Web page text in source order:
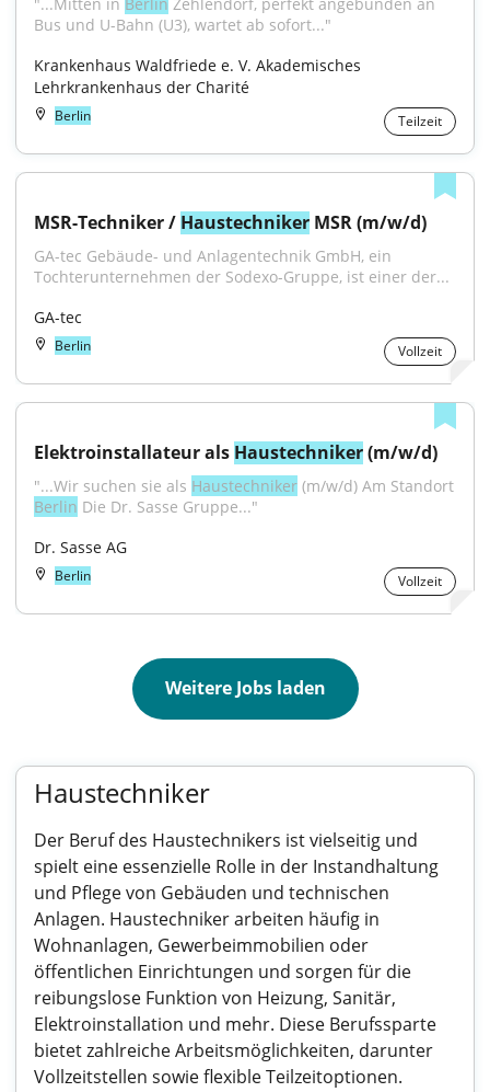
Bus und U-Bahn (U3), wartet ab sofort..."
Krankenhaus Waldfriede e. V. Akademisches
Lehrkrankenhaus der Charité
Berlin Teilzeit
MSR-Techniker / Haustechniker MSR (m/w/d)
GA-tec Gebäude- und Anlagentechnik GmbH, ein
Tochterunternehmen der Sodexo-Gruppe, ist einer der...
GA-tec
Berlin Vollzeit
Elektroinstallateur als Haustechniker (m/w/d)
"...Wir suchen sie als Haustechniker
Berlin Die Dr. Sasse Gruppe..."
Dr. Sasse AG
Berlin Vollzeit
Weitere Jobs laden
Haustechniker
Der Beruf des Haustechnikers ist vielseitig und
spielt eine essenzielle Rolle in der Instandhaltung
und Pflege von Gebäuden und technischen
Anlagen. Haustechniker arbeiten häufig in
Wohnanlagen, Gewerbeimmobilien oder
öffentlichen Einrichtungen und sorgen für die
reibungslose Funktion von Heizung, Sanitär,
Elektroinstallation und mehr. Diese Berufssparte
bietet zahlreiche Arbeitsmöglichkeiten, darunter
Vollzeitstellen sowie flexible Teilzeitoptionen.